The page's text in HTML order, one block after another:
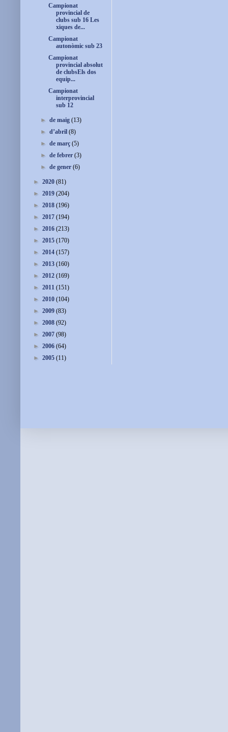
Campionat
provincial de
clubs sub 16 Les
xiques de...
Campionat
autonòmic sub 23
Campionat
provincial absolut
de clubsEls dos
equip...
Campionat
interprovincial
sub 12
►de maig(13)
►d’abril(8)
►de març(5)
►de febrer(3)
►de gener(6)
► 2020 (81)
► 2019 (204)
► 2018 (196)
► 2017 (194)
► 2016 (213)
► 2015 (170)
► 2014 (157)
► 2013 (160)
► 2012 (169)
► 2011 (151)
► 2010 (104)
► 2009 (83)
► 2008 (92)
► 2007 (98)
► 2006 (64)
► 2005 (11)